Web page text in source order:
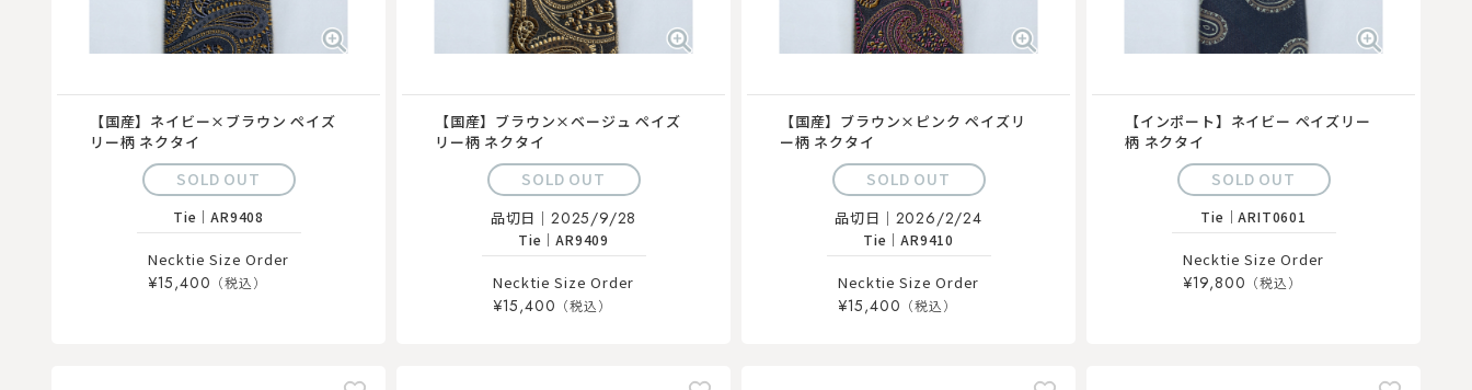
【国産】ネイビー×ブラウン ペイズ
リー柄 ネクタイ
SOLD OUT
Tie ｜AR9408
Necktie Size Order
¥15,400
【国産】ブラウン×ベージュ ペイズ
リー柄 ネクタイ
SOLD OUT
品切日｜ 2025/9/28
Tie ｜AR9409
Necktie Size Order
¥15,400
【国産】ブラウン×ピンク ペイズリ
ー柄 ネクタイ
SOLD OUT
品切日｜ 2026/2/24
Tie ｜AR9410
Necktie Size Order
¥15,400
【インポート】ネイビー ペイズリー
柄 ネクタイ
SOLD OUT
Tie ｜ARIT0601
Necktie Size Order
¥19,800